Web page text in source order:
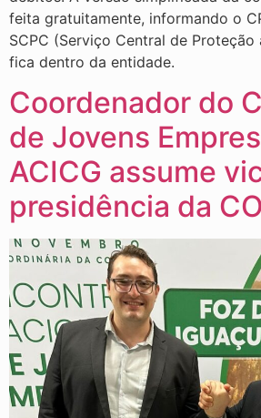
feita gratuitamente, informando o
SCPC (Serviço Central de
fica dentro da entidade.
Coordenador do
de Jovens
ACICG assume
presidência da